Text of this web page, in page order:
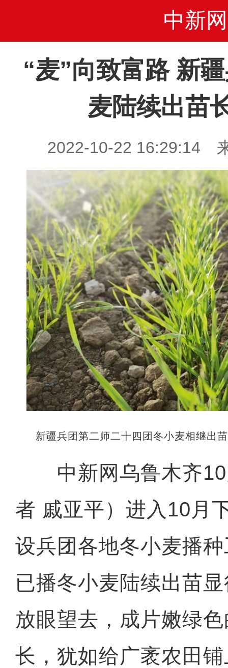
中新网
“麦”向致富路 新
麦陆续出苗
2022-10-22 16:29:14
新疆兵团第二师二十四团冬小麦相继
中新网乌鲁木齐10
者 戚亚平）进入10月
设兵团各地冬小麦播
已播冬小麦陆续出苗
放眼望去，成片嫩绿
长，犹如给广袤农田